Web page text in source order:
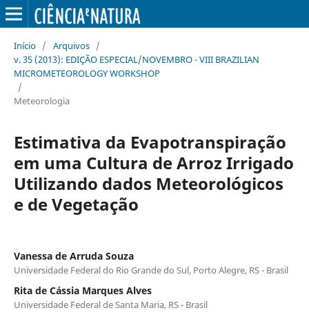
Início / Arquivos /
v. 35 (2013): EDIÇÃO ESPECIAL/NOVEMBRO - VIII BRAZILIAN
MICROMETEOROLOGY WORKSHOP
/
Meteorologia
Estimativa da Evapotranspiração
em uma Cultura de Arroz Irrigado
Utilizando dados Meteorológicos
e de Vegetação
Vanessa de Arruda Souza
Universidade Federal do Rio Grande do Sul, Porto Alegre, RS - Brasil
Rita de Cássia Marques Alves
Universidade Federal de Santa Maria, RS - Brasil